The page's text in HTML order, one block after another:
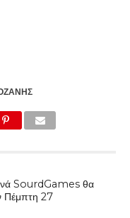
SourdGames θα
Πέμπτη 27